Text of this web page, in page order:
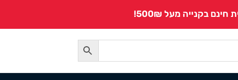
בקנייה מעל 500₪!